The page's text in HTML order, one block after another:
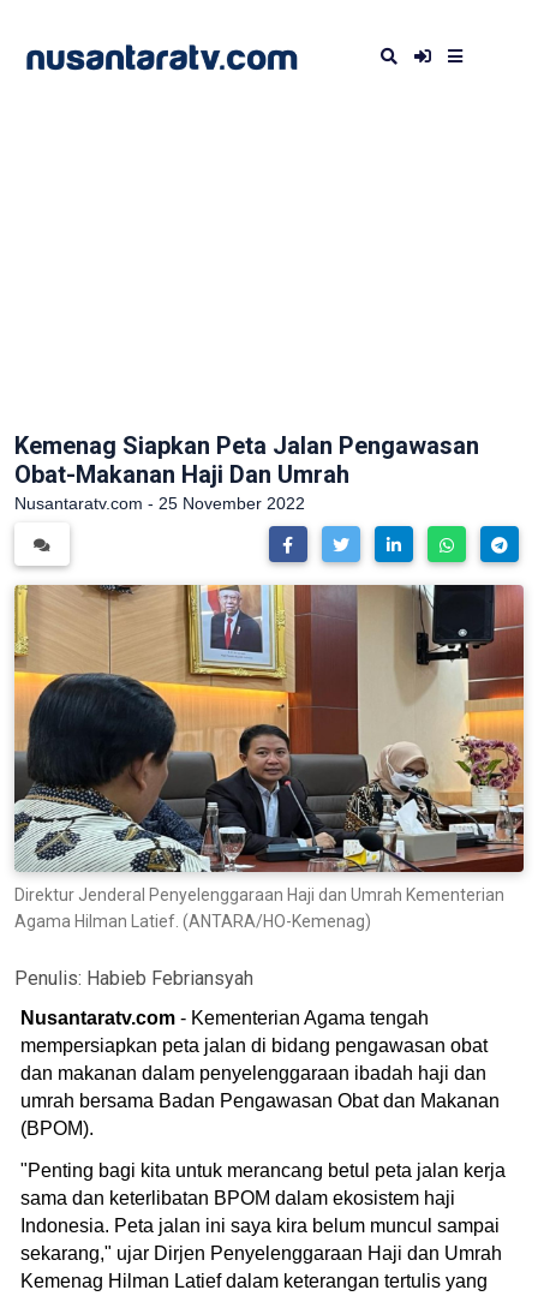
Kemenag Siapkan Peta Jalan Pengawasan
Obat-Makanan Haji Dan Umrah
Nusantaratv.com - 25 November 2022
Direktur Jenderal Penyelenggaraan Haji dan Umrah Kementerian
Agama Hilman Latief. (ANTARA/HO-Kemenag)
Penulis: Habieb Febriansyah
Nusantaratv.com - Kementerian Agama tengah
mempersiapkan peta jalan di bidang pengawasan obat
dan makanan dalam penyelenggaraan ibadah haji dan
umrah bersama Badan Pengawasan Obat dan Makanan
(BPOM).
"Penting bagi kita untuk merancang betul peta jalan kerja
sama dan keterlibatan BPOM dalam ekosistem haji
Indonesia. Peta jalan ini saya kira belum muncul sampai
sekarang," ujar Dirjen Penyelenggaraan Haji dan Umrah
Kemenag Hilman Latief dalam keterangan tertulis yang